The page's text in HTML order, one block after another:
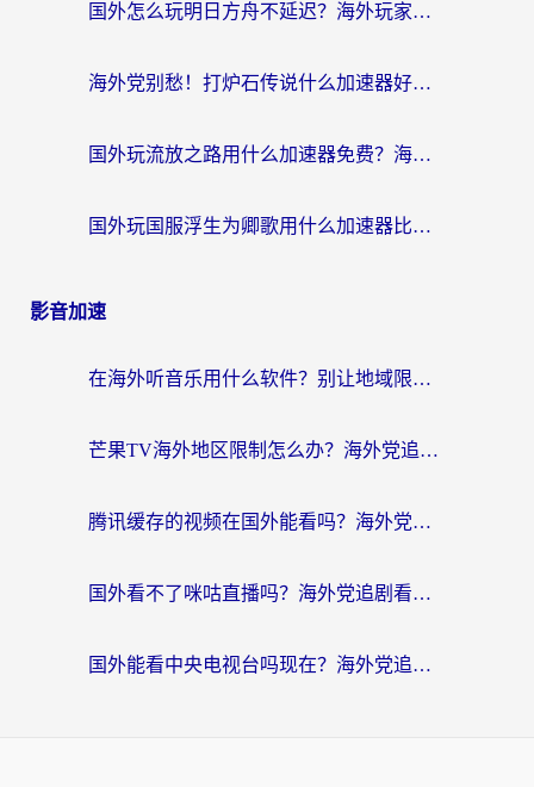
国外怎么玩明日方舟不延迟？海外玩家国服游戏加速终极指南（附DNF梦幻诛仙解决方案）
海外党别愁！打炉石传说什么加速器好用？3个实用技巧解决国服游戏卡顿
国外玩流放之路用什么加速器免费？海外党亲测有效的国服游戏加速指南
国外玩国服浮生为卿歌用什么加速器比较好？海外党亲测不踩坑指南
影音加速
在海外听音乐用什么软件？别让地域限制断了你的华语歌单
芒果TV海外地区限制怎么办？海外党追剧看片的实用加速器选择指南
腾讯缓存的视频在国外能看吗？海外党追剧看片的终极解决方案
国外看不了咪咕直播吗？海外党追剧看片的加速器选择指南
国外能看中央电视台吗现在？海外党追剧看央视的实用指南